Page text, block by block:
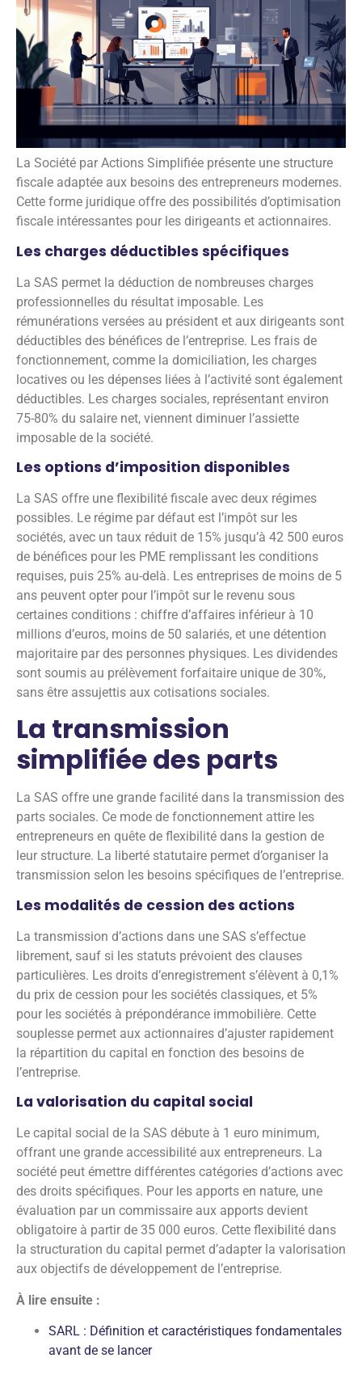
La Société par Actions Simplifiée présente une structure
fiscale adaptée aux besoins des entrepreneurs modernes.
Cette forme juridique offre des possibilités d’optimisation
fiscale intéressantes pour les dirigeants et actionnaires.
Les charges déductibles spécifiques
La SAS permet la déduction de nombreuses charges
professionnelles du résultat imposable. Les
rémunérations versées au président et aux dirigeants sont
déductibles des bénéfices de l’entreprise. Les frais de
fonctionnement, comme la domiciliation, les charges
locatives ou les dépenses liées à l’activité sont également
déductibles. Les charges sociales, représentant environ
75-80% du salaire net, viennent diminuer l’assiette
imposable de la société.
Les options d’imposition disponibles
La SAS offre une flexibilité fiscale avec deux régimes
possibles. Le régime par défaut est l’impôt sur les
sociétés, avec un taux réduit de 15% jusqu’à 42 500 euros
de bénéfices pour les PME remplissant les conditions
requises, puis 25% au-delà. Les entreprises de moins de 5
ans peuvent opter pour l’impôt sur le revenu sous
certaines conditions : chiffre d’affaires inférieur à 10
millions d’euros, moins de 50 salariés, et une détention
majoritaire par des personnes physiques. Les dividendes
sont soumis au prélèvement forfaitaire unique de 30%,
sans être assujettis aux cotisations sociales.
La transmission
simplifiée des parts
La SAS offre une grande facilité dans la transmission des
parts sociales. Ce mode de fonctionnement attire les
entrepreneurs en quête de flexibilité dans la gestion de
leur structure. La liberté statutaire permet d’organiser la
transmission selon les besoins spécifiques de l’entreprise.
Les modalités de cession des actions
La transmission d’actions dans une SAS s’effectue
librement, sauf si les statuts prévoient des clauses
particulières. Les droits d’enregistrement s’élèvent à 0,1%
du prix de cession pour les sociétés classiques, et 5%
pour les sociétés à prépondérance immobilière. Cette
souplesse permet aux actionnaires d’ajuster rapidement
la répartition du capital en fonction des besoins de
l’entreprise.
La valorisation du capital social
Le capital social de la SAS débute à 1 euro minimum,
offrant une grande accessibilité aux entrepreneurs. La
société peut émettre différentes catégories d’actions avec
des droits spécifiques. Pour les apports en nature, une
évaluation par un commissaire aux apports devient
obligatoire à partir de 35 000 euros. Cette flexibilité dans
la structuration du capital permet d’adapter la valorisation
aux objectifs de développement de l’entreprise.
À lire ensuite :
SARL : Définition et caractéristiques fondamentales
avant de se lancer